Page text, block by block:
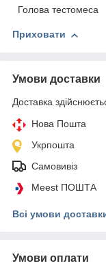
Голова тестомеса
Приховати
Умови доставки
Доставка
Нова Пошта
Укрпошта
Самовивіз
Meest ПОШТА
Всі умови
Умови оплати